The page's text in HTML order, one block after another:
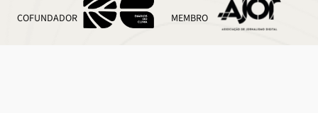
COFUNDADOR MEMBRO